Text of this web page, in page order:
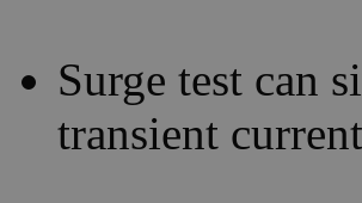
Surge test can
transient